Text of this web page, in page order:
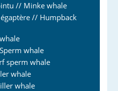
// Minke whale
// Humpback
whale
sperm whale
whale
whale